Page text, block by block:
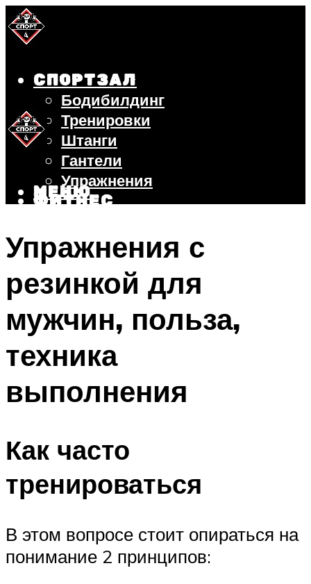
СПОРТЗАЛ
Бодибилдинг
Тренировки
Штанги
Гантели
Упражнения
ФИТНЕС
ВЕЛОСИПЕД
ПОХУДЕНИЕ
МЕНЮ
Упражнения с
резинкой для
мужчин, польза,
техника
выполнения
Как часто
тренироваться
В этом вопросе стоит опираться на
понимание 2 принципов: